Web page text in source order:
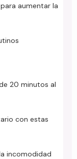
aumentar la
20 minutos al
con estas
incomodidad